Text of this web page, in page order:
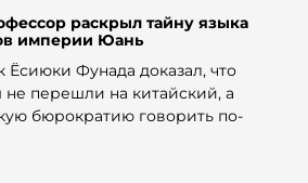
раскрыл тайну языка
империи Юань
Ёсиюки Фунада доказал, что
не перешли на китайский, а
бюрократию говорить по-